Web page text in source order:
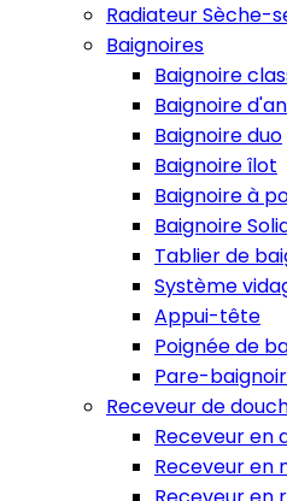
Radiateur Sèche-
Baignoires
Baignoire
Baignoire
Baignoire duo
Baignoire îlot
Baignoire à
Baignoire
Tablier de
Système
Appui-tête
Poignée de
Pare-
Receveur de
Receveur en
Receveur en